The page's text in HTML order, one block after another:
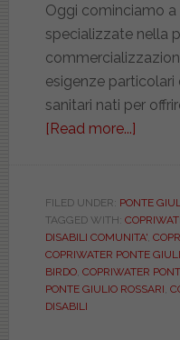
Oggi cominciamo a
specializzate nella
esigenze particolari
sanitari nati per
[Read more...]
Giulio:
Dual,
Birdo
FILED UNDER: PONTE
TAGGED WITH:
DISABILI COMUNITA',
COPRIWATER PONTE
BIRDO, COPRIWATER
PONTE GIULIO ROSSARI
DISABILI